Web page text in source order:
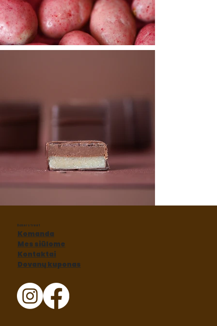
Komanda
Mes siūlome
Kontaktai
Dovanų kuponas
Baker street